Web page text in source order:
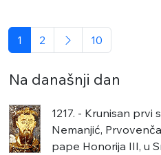
1 2 10
Na današnji dan
1217. - Krunisan
Nemanjić,
pape Honorija III, u